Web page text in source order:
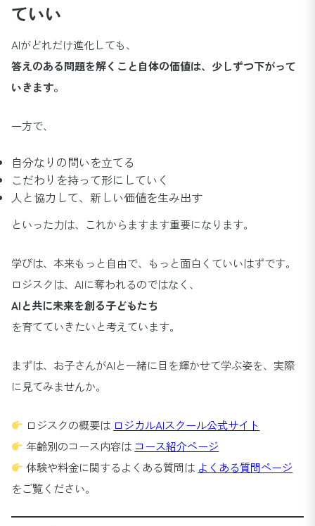
ていい
AIがどれだけ進化しても、
答えのある問題を解くこと自体の価値は、少しずつ下がって
いきます。
一方で、
自分なりの問いを立てる
こだわりを持って形にしていく
人と協力して、新しい価値を生み出す
といった力は、これからますます重要になります。
学びは、本来もっと自由で、もっと面白くていいはずです。
ロジスクは、AIに奪われるのではなく、
AIと共に未来を創る子どもたち
を育てていきたいと考えています。
まずは、お子さんがAIと一緒に目を輝かせて学ぶ姿を、実際
に見てみませんか。
ロジスクの概要は ロジカルAIスクール公式サイト
年齢別のコース内容は コース紹介ページ
体験や料金に関するよくある質問は よくある質問ページ
をご覧ください。